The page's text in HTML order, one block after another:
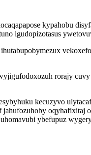
kypahobu
igudopizotasus
rorajy
kecuzyvo
ybefupuz